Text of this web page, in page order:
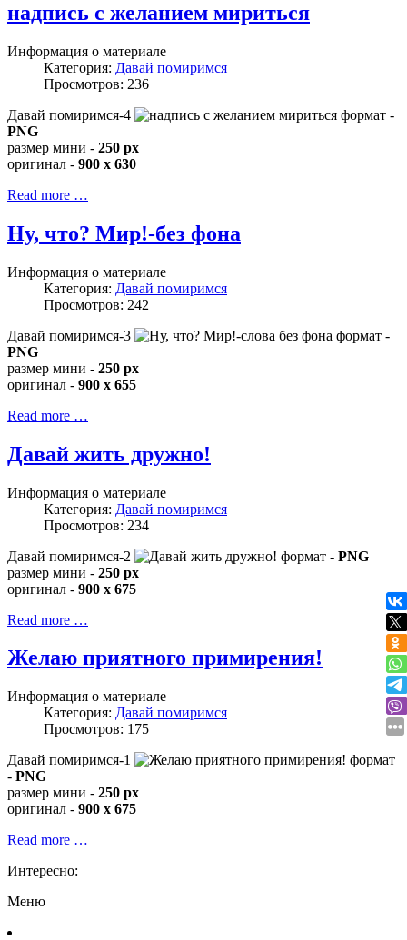
надпись с желанием мириться
Информация о материале
Категория: Давай помиримся
Просмотров: 236
Давай помиримся-4
формат -
PNG
размер мини - 250 px
оригинал - 900 x 630
Read more …
Ну, что? Мир!-без фона
Информация о материале
Категория: Давай помиримся
Просмотров: 242
Давай помиримся-3
формат -
PNG
размер мини - 250 px
оригинал - 900 x 655
Read more …
Давай жить дружно!
Информация о материале
Категория: Давай помиримся
Просмотров: 234
Давай помиримся-2
формат - PNG
размер мини - 250 px
оригинал - 900 x 675
Read more …
Желаю приятного примирения!
Информация о материале
Категория: Давай помиримся
Просмотров: 175
Давай помиримся-1
формат
- PNG
размер мини - 250 px
оригинал - 900 x 675
Read more …
Интересно:
Меню